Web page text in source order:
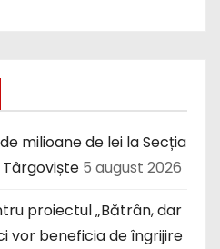
milioane de lei la Secția
5 august 2026
proiectul „Bătrân, dar
vor beneficia de îngrijire